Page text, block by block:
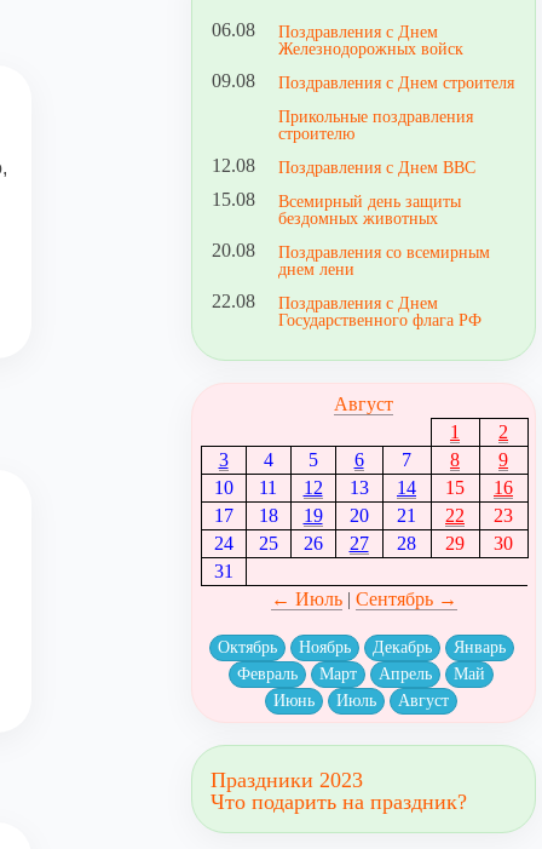
06.08
Поздравления с Днем
Железнодорожных войск
09.08
Поздравления с Днем строителя
Прикольные поздравления
строителю
12.08 Поздравления с Днем ВВС
15.08
Всемирный день защиты
бездомных животных
20.08
Поздравления со всемирным
днем лени
22.08
Поздравления с Днем
Государственного флага РФ
Август
1
2
3
4 5 6 7 8
9
10
11 12 13 14 15
16
17
18 19 20 21 22
23
24
25 26 27 28 29
30
31
← Июль| Сентябрь →
Октябрь Ноябрь Декабрь
Январь
Февраль
Март Апрель
Май
Июнь
Июль Август
Праздники 2023
Что подарить на праздник?